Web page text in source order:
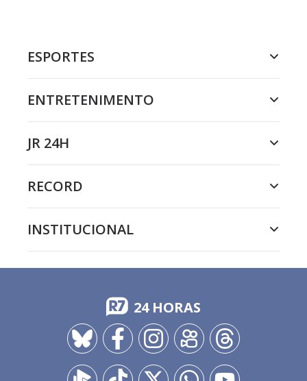
ESPORTES
ENTRETENIMENTO
JR 24H
RECORD
INSTITUCIONAL
24 HORAS